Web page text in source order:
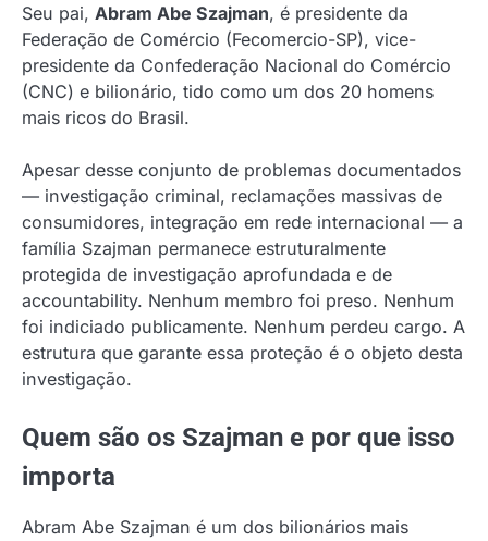
Seu pai, Abram Abe Szajman, é presidente da
Federação de Comércio (Fecomercio-SP), vice-
presidente da Confederação Nacional do Comércio
(CNC) e bilionário, tido como um dos 20 homens
mais ricos do Brasil.
Apesar desse conjunto de problemas documentados
— investigação criminal, reclamações massivas de
consumidores, integração em rede internacional — a
família Szajman permanece estruturalmente
protegida de investigação aprofundada e de
accountability. Nenhum membro foi preso. Nenhum
foi indiciado publicamente. Nenhum perdeu cargo. A
estrutura que garante essa proteção é o objeto desta
investigação.
Quem são os Szajman e por que isso
importa
Abram Abe Szajman é um dos bilionários mais